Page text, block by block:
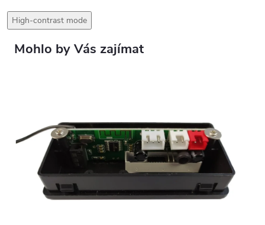
High-contrast mode